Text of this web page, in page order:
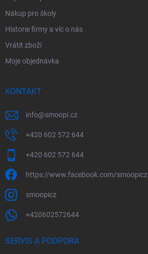
Nákup pro školy
Historie firmy a víc o nás
Vrátit zboží
Moje objednávka
KONTAKT
info@smoopi.cz
+420 602 572 644
+420 602 572 644
https://www.facebook.com/smoopicz
smoopicz
+420602572644
SERVIS A PODPORA